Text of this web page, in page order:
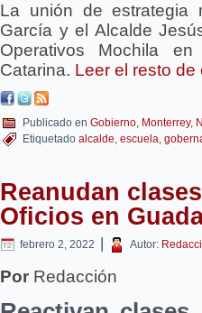
La unión de estrategia
García y el Alcalde
Operativos Mochila
Catarina. Leer el resto
Publicado en Gobierno, Monterrey,
Etiquetado alcalde, escuela,
Reanudan
Oficios en
febrero 2, 2022 | Autor:
Por Redacción